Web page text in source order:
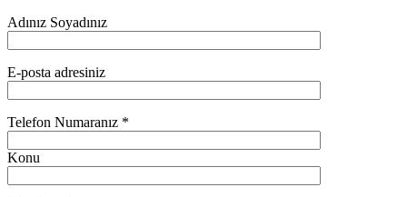
Adınız Soyadınız
E-posta adresiniz
Telefon Numaranız *
Konu